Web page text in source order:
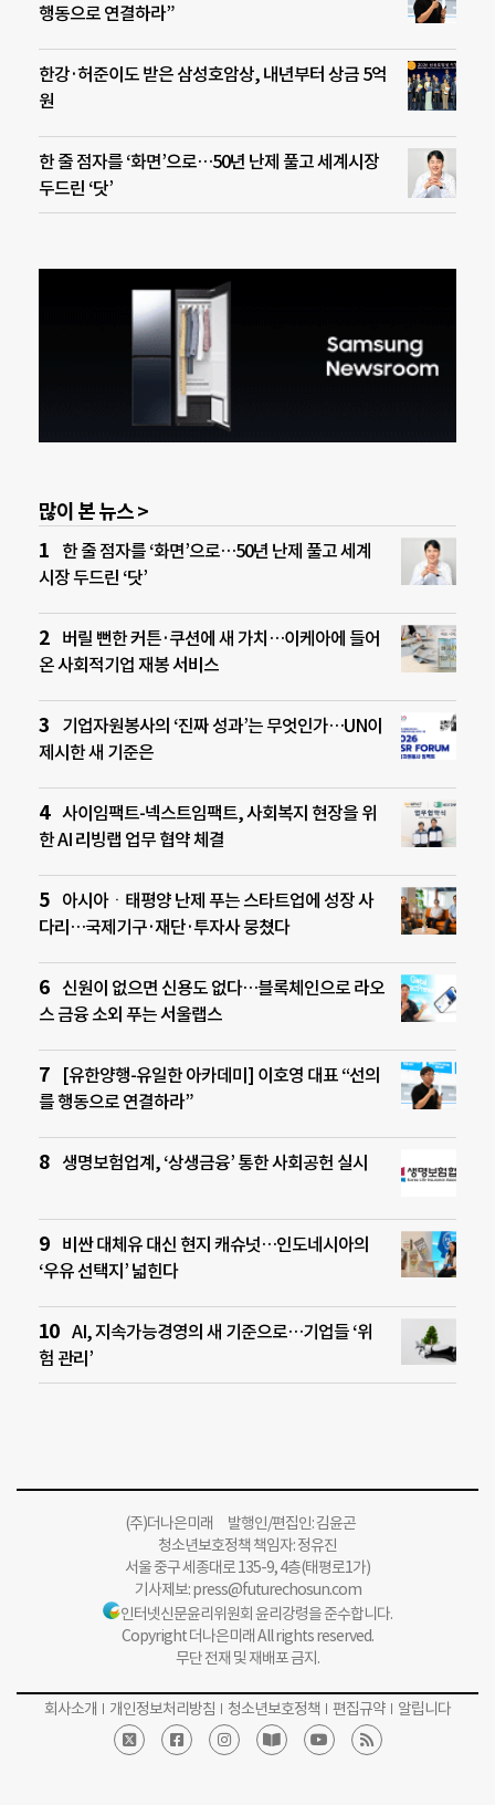
행동으로 연결하라”
한강·허준이도 받은 삼성호암상, 내년부터 상금 5억
원
한 줄 점자를 ‘화면’으로…50년 난제 풀고 세계시장
두드린 ‘닷’
많이 본 뉴스 >
한 줄 점자를 ‘화면’으로…50년 난제 풀고 세계
시장 두드린 ‘닷’
버릴 뻔한 커튼·쿠션에 새 가치…이케아에 들어
온 사회적기업 재봉 서비스
기업자원봉사의 ‘진짜 성과’는 무엇인가…UN이
제시한 새 기준은
사이임팩트-넥스트임팩트, 사회복지 현장을 위
한 AI 리빙랩 업무 협약 체결
아시아ㆍ태평양 난제 푸는 스타트업에 성장 사
다리…국제기구·재단·투자사 뭉쳤다
신원이 없으면 신용도 없다…블록체인으로 라오
스 금융 소외 푸는 서울랩스
[유한양행-유일한 아카데미] 이호영 대표 “선의
를 행동으로 연결하라”
생명보험업계, ‘상생금융’ 통한 사회공헌 실시
비싼 대체유 대신 현지 캐슈넛…인도네시아의
‘우유 선택지’ 넓힌다
AI, 지속가능경영의 새 기준으로…기업들 ‘위
험 관리’
(주)더나은미래 발행인/편집인: 김윤곤
청소년보호정책 책임자: 정유진
서울 중구 세종대로 135-9, 4층(태평로1가)
기사제보:press@futurechosun.com
인터넷신문윤리위원회 윤리강령을 준수합니다.
Copyright 더나은미래 All rights reserved.
무단 전재 및 재배포 금지.
회사소개 개인정보처리방침 청소년보호정책 편집규약 알립니다